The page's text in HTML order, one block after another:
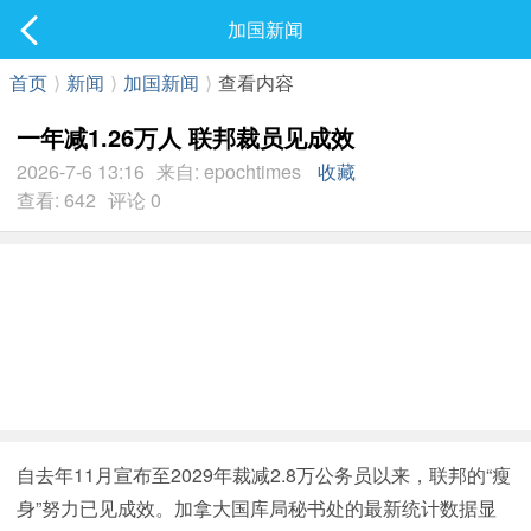
最新发表
加国新闻
首页 ⟩ 新闻 ⟩ 加国新闻 ⟩ 查看内容
一年减1.26万人 联邦裁员见成效
2026-7-6 13:16 来自: epochtimes
收藏
查看: 642 评论 0
自去年11月宣布至2029年裁减2.8万公务员以来，联邦的“瘦
身”努力已见成效。加拿大国库局秘书处的最新统计数据显